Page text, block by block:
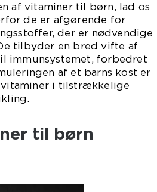
af vitaminer til børn, lad os
de er afgørende for
der er nødvendige
tilbyder en bred vifte af
immunsystemet, forbedret
af et barns kost er
i tilstrækkelige
til børn